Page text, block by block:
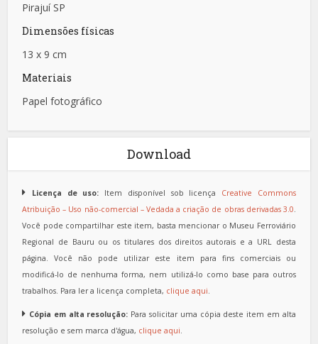
Pirajuí SP
Dimensões físicas
13 x 9 cm
Materiais
Papel fotográfico
Download
Licença de uso: Item disponível sob licença Creative Commons
Atribuição – Uso não-comercial – Vedada a criação de obras derivadas 3.0.
Você pode compartilhar este item, basta mencionar o Museu Ferroviário
Regional de Bauru ou os titulares dos direitos autorais e a URL desta
página. Você não pode utilizar este item para fins comerciais ou
modificá-lo de nenhuma forma, nem utilizá-lo como base para outros
trabalhos. Para ler a licença completa, clique aqui.
Cópia em alta resolução: Para solicitar uma cópia deste item em alta
resolução e sem marca d'água, clique aqui.